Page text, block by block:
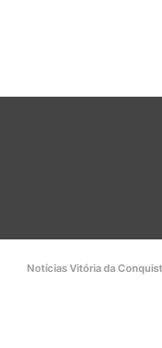
Notícias Vitória da